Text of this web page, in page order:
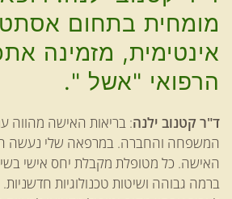
מומחית בתחום
אינטימית, מזמינה
הרפואי "אשל ".
ד"ר קטנוב ילנה: בריאות האישה מהווה
המשפחה והחברה. במרפאה שלי נעשה
האישה. כל מטופלת מקבלת יחס אישי
ברמה גבוהה ושיטות טכנולוגיות